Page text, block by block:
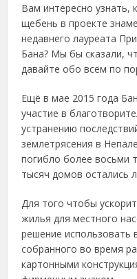
Вам интересно узнать,
щебень в проекте
недавнего лауреата
Бана? Мы бы сказали,
давайте обо всём по
Ещё в мае 2015 года
участие в
устранению
землетрясения в
погибло более восьми
тысяч домов остались
Для того чтобы
жилья для местного
решение использовать
собранного во время
картонными